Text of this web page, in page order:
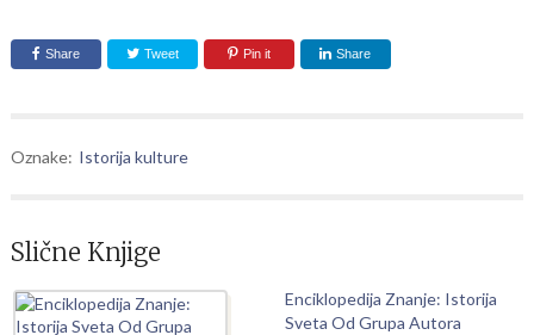
Share Tweet Pin it Share
Oznake: Istorija kulture
Slične Knjige
Enciklopedija Znanje: Istorija
Sveta Od Grupa Autora